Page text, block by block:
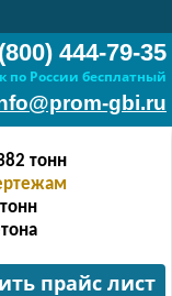
444-79-35
по России бесплатный
gbi.ru
тонн
тонн
прайс лист